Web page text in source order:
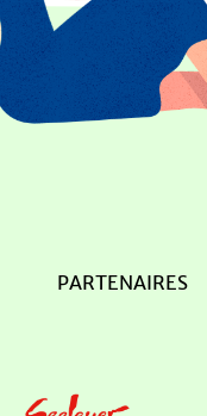
PARTENAIRES